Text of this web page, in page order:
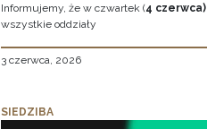
Informujemy, że w czwartek (4 czerwca)
wszystkie oddziały
3 czerwca, 2026
SIEDZIBA